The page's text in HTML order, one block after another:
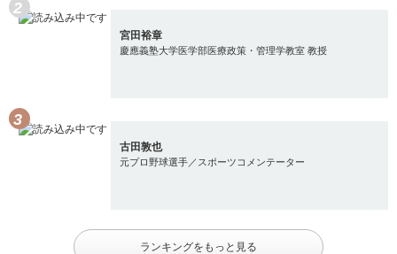
宮田裕章
慶應義塾大学医学部医療政策・管理学教室 教授
古田敦也
元プロ野球選手／スポーツコメンテーター
ランキングをもっと見る